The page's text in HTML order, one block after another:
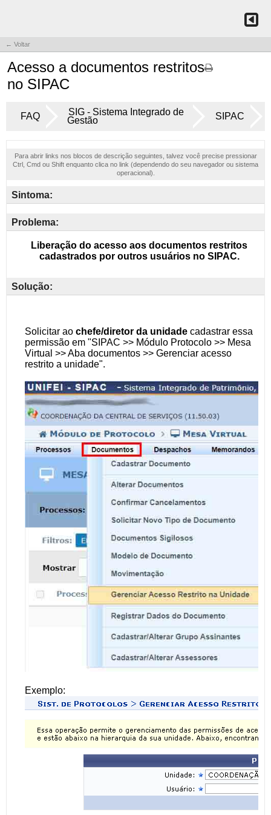
← Voltar
Acesso a documentos restritos
no SIPAC
FAQ
SIG - Sistema Integrado de
Gestão
SIPAC
Para abrir links nos blocos de descrição seguintes, talvez você precise pressionar
Ctrl, Cmd ou Shift enquanto clica no link (dependendo do seu navegador ou sistema
operacional).
Sintoma:
Problema:
Solução: